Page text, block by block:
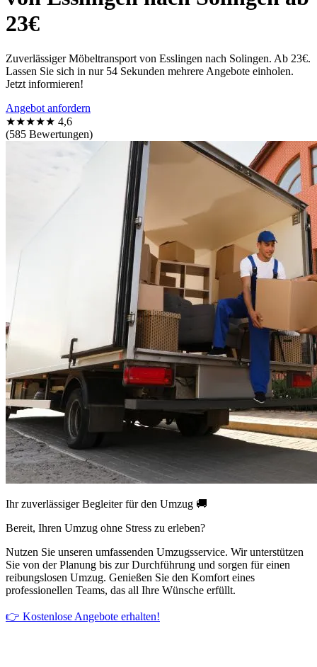
23€
Zuverlässiger Möbeltransport von Esslingen nach Solingen. Ab 23€.
Lassen Sie sich in nur 54 Sekunden mehrere Angebote einholen.
Jetzt informieren!
Angebot anfordern
★★★★★ 4,6
(585 Bewertungen)
Ihr zuverlässiger Begleiter für den Umzug 🚚
Bereit, Ihren Umzug ohne Stress zu erleben?
Nutzen Sie unseren umfassenden Umzugsservice. Wir unterstützen
Sie von der Planung bis zur Durchführung und sorgen für einen
reibungslosen Umzug. Genießen Sie den Komfort eines
professionellen Teams, das all Ihre Wünsche erfüllt.
👉 Kostenlose Angebote erhalten!